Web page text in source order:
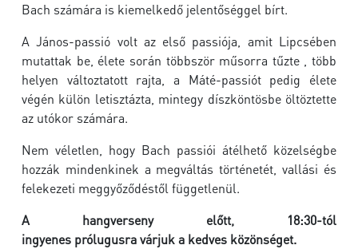
Bach számára is kiemelkedő jelentőséggel bírt.
A János-passió volt az első passiója, amit Lipcsében
mutattak be, élete során többször műsorra tűzte , több
helyen változtatott rajta, a Máté-passiót pedig élete
végén külön letisztázta, mintegy díszköntösbe öltöztette
az utókor számára.
Nem véletlen, hogy Bach passiói átélhető közelségbe
hozzák mindenkinek a megváltás történetét, vallási és
felekezeti meggyőződéstől függetlenül.
A hangverseny előtt, 18:30-tól
ingyenes prólugusra várjuk a kedves közönséget.